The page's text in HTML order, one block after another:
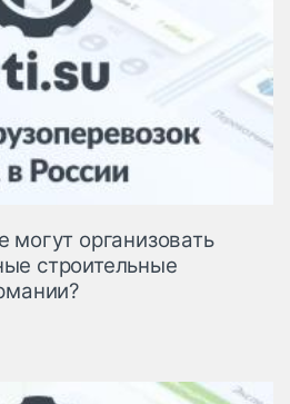
могут организовать
строительные